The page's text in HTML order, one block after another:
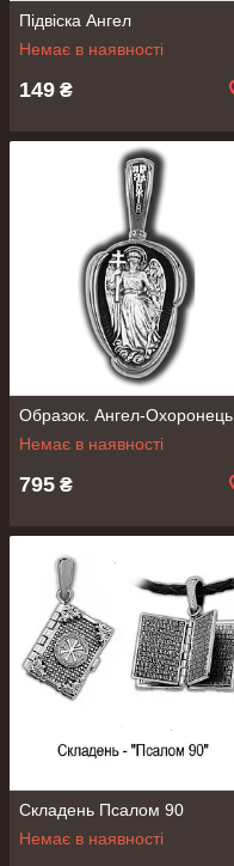
Підвіска Ангел
Немає в наявності
149 ₴
Образок. Ангел-Охоронець.
Немає в наявності
795 ₴
Складень Псалом 90
Немає в наявності